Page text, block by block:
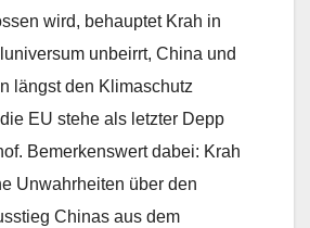
wird, behauptet Krah in
unbeirrt, China und
längst den Klimaschutz
EU stehe als letzter Depp
Bemerkenswert dabei: Krah
Unwahrheiten über den
Chinas aus dem